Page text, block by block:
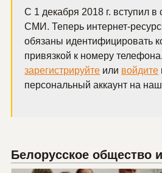
С 1 декабря 2018 г. вступил в
СМИ. Теперь интернет-
обязаны идентифицировать
привязкой к номеру
зарегистрируйте или войдите
персональный аккаунт на
Белорусское общество